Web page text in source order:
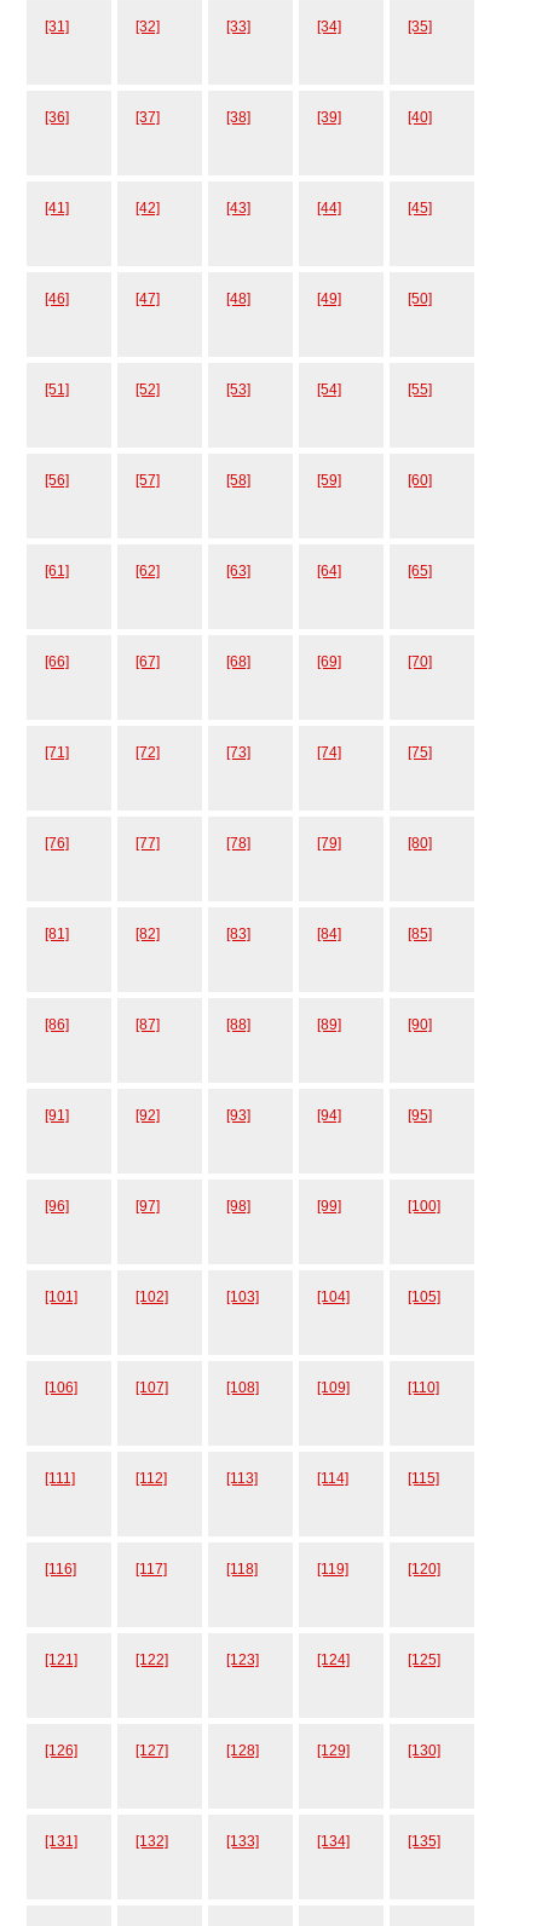
[31] [32] [33] [34] [35]
[36] [37] [38] [39] [40]
[41] [42] [43] [44] [45]
[46] [47] [48] [49] [50]
[51] [52] [53] [54] [55]
[56] [57] [58] [59] [60]
[61] [62] [63] [64] [65]
[66] [67] [68] [69] [70]
[71] [72] [73] [74] [75]
[76] [77] [78] [79] [80]
[81] [82] [83] [84] [85]
[86] [87] [88] [89] [90]
[91] [92] [93] [94] [95]
[96] [97] [98] [99] [100]
[101] [102] [103] [104] [105]
[106] [107] [108] [109] [110]
[111] [112] [113] [114] [115]
[116] [117] [118] [119] [120]
[121] [122] [123] [124] [125]
[126] [127] [128] [129] [130]
[131] [132] [133] [134] [135]